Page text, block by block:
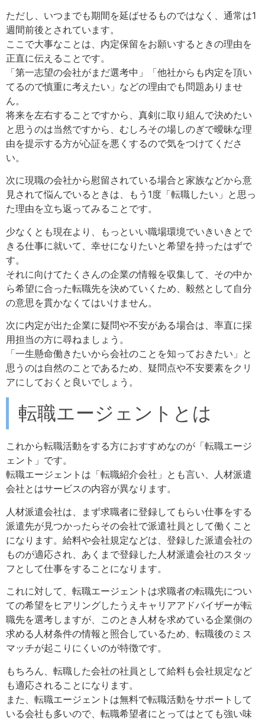
ただし、いつまでも期間を延ばせるものではなく、通常は1
週間前後とされています。
ここで大事なことは、内定保留をお願いするときの理由を
正直に伝えることです。
「第一志望の会社がまだ選考中」「他社からも内定を頂い
てるので慎重に考えたい」などの理由でも問題ありませ
ん。
将来を左右することですから、真剣に取り組んで決めたい
と思うのは当然ですから、むしろその場しのぎで曖昧な理
由を提示する方が心証を悪くするので気をつけてくださ
い。
次に現職の会社から慰留されている場合と家族などから意
見されて悩んでいるときは、もう1度「転職したい」と思っ
た理由を立ち返ってみることです。
少なくとも現在より、もっといい職場環境でいきいきとで
きる仕事に就いて、幸せになりたいと希望を持ったはずで
す。
それに向けてたくさんの企業の情報を収集して、その中か
ら希望に合った転職先を決めていくため、毅然として自分
の意思を貫かなくてはいけません。
次に内定が出た企業に疑問や不安がある場合は、率直に採
用担当の方に尋ねましょう。
「一生懸命働きたいから会社のことを知っておきたい」と
思うのは自然のことであるため、疑問点や不安要素をクリ
アにしておくと良いでしょう。
転職エージェントとは
これから転職活動をする方におすすめなのが「転職エージ
ェント」です。
転職エージェントは「転職紹介会社」とも言い、人材派遣
会社とはサービスの内容が異なります。
人材派遣会社は、まず求職者に登録してもらい仕事をする
派遣先が見つかったらその会社で派遣社員として働くこと
になります。給料や会社規定などは、登録した派遣会社の
ものが適応され、あくまで登録した人材派遣会社のスタッ
フとして仕事をすることになります。
これに対して、転職エージェントは求職者の転職先につい
ての希望をヒアリングしたうえキャリアアドバイザーが転
職先を選考しますが、このとき人材を求めている企業側の
求める人材条件の情報と照合しているため、転職後のミス
マッチが起こりにくいのが特徴です。
もちろん、転職した会社の社員として給料も会社規定など
も適応されることになります。
また、転職エージェントは無料で転職活動をサポートして
いる会社も多いので、転職希望者にとってはとても強い味